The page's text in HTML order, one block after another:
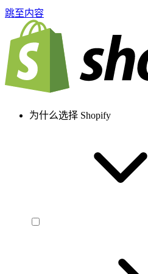
跳至内容
为什么选择 Shopify